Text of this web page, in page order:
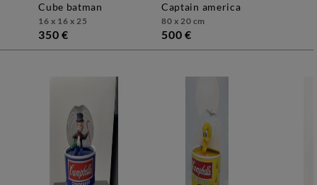
cube batman
16 x 16 x 25
350 €
captain america
80 x 20 cm
500 €